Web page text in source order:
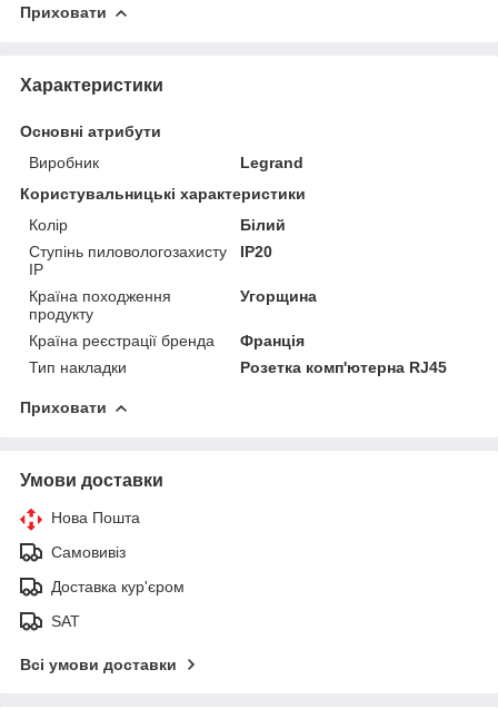
Приховати
Характеристики
Основні атрибути
Виробник
Legrand
Користувальницькі характеристики
Колір
Білий
Ступінь пиловологозахисту
IP
IP20
Країна походження
продукту
Угорщина
Країна реєстрації бренда
Франція
Тип накладки
Розетка комп'ютерна RJ45
Приховати
Умови доставки
Нова Пошта
Самовивіз
Доставка кур'єром
SAT
Всі умови доставки